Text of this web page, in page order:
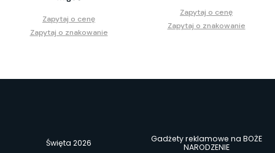
Zapytaj o cenę
Zapytaj o znakowanie
Zapytaj o cenę
Zapytaj o znakowanie
Święta 2026
Gadżety reklamowe na BOŻE
NARODZENIE